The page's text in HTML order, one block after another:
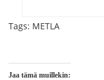
Tags: METLA
Jaa tämä muillekin: